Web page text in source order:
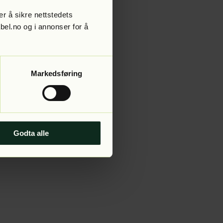
å sikre nettstedets
og i annonser for å
Markedsføring
Godta alle